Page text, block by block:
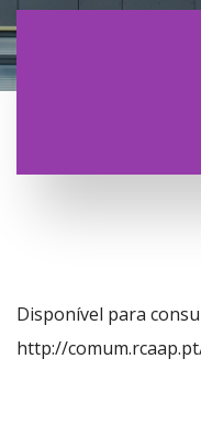
Disponível para
http://